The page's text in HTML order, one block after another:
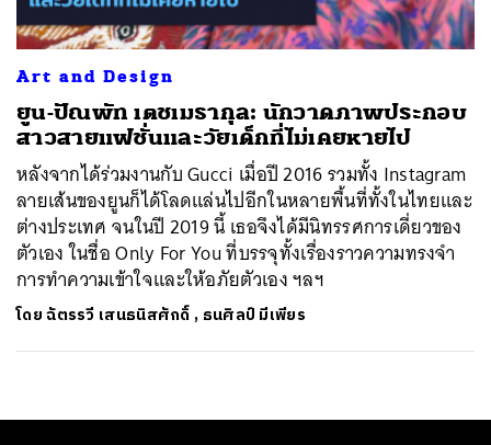
Art and Design
ยูน-ปัณพัท เตชเมธากุล: นักวาดภาพประกอบ
สาวสายแฟชั่นและวัยเด็กที่ไม่เคยหายไป
หลังจากได้ร่วมงานกับ Gucci เมื่อปี 2016 รวมทั้ง Instagram
ลายเส้นของยูนก็ได้โลดแล่นไปอีกในหลายพื้นที่ทั้งในไทยและ
ต่างประเทศ จนในปี 2019 นี้ เธอจึงได้มีนิทรรศการเดี่ยวของ
ตัวเอง ในชื่อ Only For You ที่บรรจุทั้งเรื่องราวความทรงจำ
การทำความเข้าใจและให้อภัยตัวเอง ฯลฯ
โดยฉัตรรวี เสนธนิสศักดิ์ , ธนศิลป์ มีเพียร
SHARE TWEET LINE EMAIL